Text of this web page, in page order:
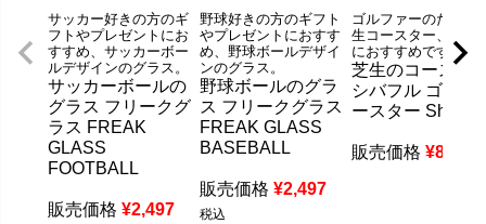
サッカー好きの方のギ
フトやプレゼントにお
すすめ、サッカーボー
ルデザインのグラス。
サッカーボールの
グラス フリークグ
ラス FREAK
GLASS
FOOTBALL
販売価格 ¥2,497
野球好きの方のギフト
やプレゼントにおすす
め、野球ボールデザイ
ンのグラス。
野球ボールのグラ
ス フリークグラス
FREAK GLASS
BASEBALL
販売価格 ¥2,497
税込
ゴルファーのための
生コースター、ギフ
におすすめです。
芝生のコースタ
シバフル ゴルフ
ースター
販売価格 ¥880